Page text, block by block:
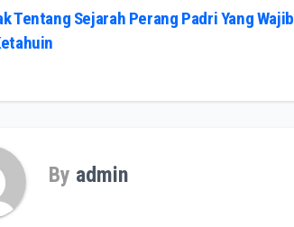
Tentang Sejarah Perang Padri Yang Wajib
By admin